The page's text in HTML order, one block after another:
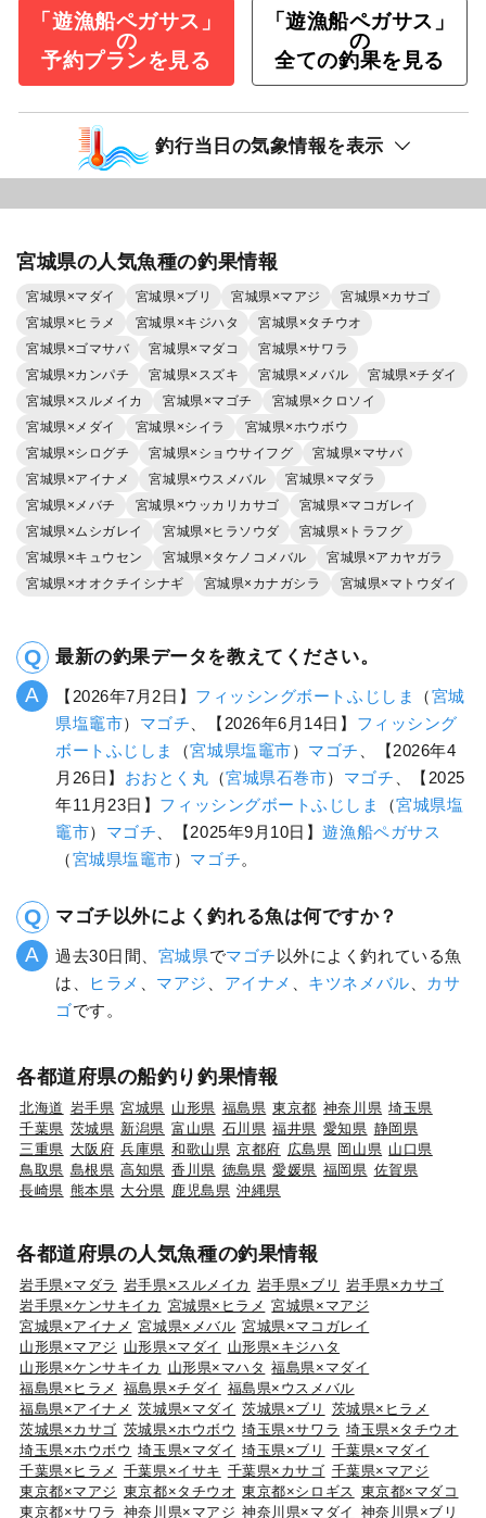
「遊漁船ペガサス」
の
予約プランを見る
「遊漁船ペガサス」
の
全ての釣果を見る
釣行当日の気象情報を表示
宮城県の人気魚種の釣果情報
宮城県×マダイ 宮城県×ブリ 宮城県×マアジ
宮城県×カサゴ
宮城県×ヒラメ
宮城県×キジハタ
宮城県×タチウオ
宮城県×ゴマサバ
宮城県×マダコ
宮城県×サワラ
宮城県×カンパチ
宮城県×スズキ 宮城県×メバル
宮城県×チダイ
宮城県×スルメイカ
宮城県×マゴチ
宮城県×クロソイ
宮城県×メダイ
宮城県×シイラ
宮城県×ホウボウ
宮城県×シログチ
宮城県×ショウサイフグ
宮城県×マサバ
宮城県×アイナメ
宮城県×ウスメバル
宮城県×マダラ
宮城県×メバチ
宮城県×ウッカリカサゴ
宮城県×マコガレイ
宮城県×ムシガレイ
宮城県×ヒラソウダ
宮城県×トラフグ
宮城県×キュウセン
宮城県×タケノコメバル
宮城県×アカヤガラ
宮城県×オオクチイシナギ
宮城県×カナガシラ 宮城県×マトウダイ
最新の釣果データを教えてください。
【2026年7月2日】 フィッシングボートふじしま （宮城
県塩竈市） マゴチ 、【2026年6月14日】 フィッシング
ボートふじしま
（宮城県塩竈市） マゴチ
、【2026年4
月26日】 おおとく丸 （宮城県石巻市） マゴチ 、【2025
年11月23日】 フィッシングボートふじしま （宮城県塩
竈市） マゴチ 、【2025年9月10日】遊漁船ペガサス
（宮城県塩竈市） マゴチ。
マゴチ以外によく釣れる魚は何ですか？
過去30日間、 宮城県でマゴチ 以外によく釣れている魚
は、
ヒラメ マアジ アイナメ キツネメバル
カサ
ゴです。
各都道府県の船釣り釣果情報
北海道 岩手県 宮城県 山形県 福島県 東京都 神奈川県 埼玉県
千葉県 茨城県 新潟県 富山県 石川県 福井県 愛知県 静岡県
三重県 大阪府 兵庫県 和歌山県 京都府 広島県 岡山県 山口県
鳥取県 島根県 高知県 香川県 徳島県 愛媛県 福岡県 佐賀県
長崎県 熊本県 大分県 鹿児島県 沖縄県
各都道府県の人気魚種の釣果情報
岩手県×マダラ 岩手県×スルメイカ 岩手県×ブリ
岩手県×カサゴ
岩手県×ケンサキイカ 宮城県×ヒラメ 宮城県×マアジ
宮城県×アイナメ 宮城県×メバル 宮城県×マコガレイ
山形県×マアジ 山形県×マダイ
山形県×キジハタ
山形県×ケンサキイカ
山形県×マハタ 福島県×マダイ
福島県×ヒラメ 福島県×チダイ 福島県×ウスメバル
福島県×アイナメ 茨城県×マダイ 茨城県×ブリ
茨城県×ヒラメ
茨城県×カサゴ 茨城県×ホウボウ 埼玉県×サワラ 埼玉県×タチウオ
埼玉県×ホウボウ 埼玉県×マダイ 埼玉県×ブリ
千葉県×マダイ
千葉県×ヒラメ 千葉県×イサキ 千葉県×カサゴ 千葉県×マアジ
東京都×マアジ 東京都×タチウオ 東京都×シロギス 東京都×マダコ
東京都×サワラ 神奈川県×マアジ 神奈川県×マダイ 神奈川県×ブリ